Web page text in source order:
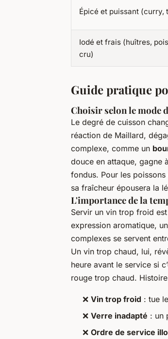
Épicé et puissant (curry,
Iodé et frais (huîtres,
cru)
Guide pratique
Choisir selon le mode
Le degré de cuisson
réaction de Maillard,
complexe, comme un
douce en attaque, gagne
fondus. Pour les
sa fraîcheur épousera la
L'importance de la
Servir un vin trop froid
expression aromatique,
complexes se servent
Un vin trop chaud, lui,
heure avant le service si
rouge trop chaud.
❌ Vin trop froid : tue
❌ Verre inadapté : un
❌ Ordre de service